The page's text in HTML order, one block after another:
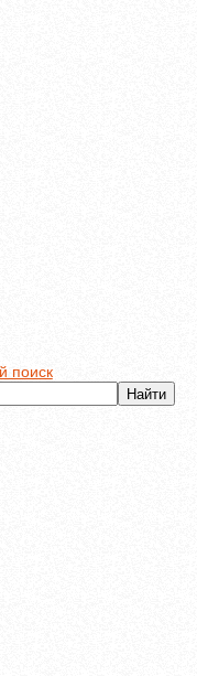
поиск